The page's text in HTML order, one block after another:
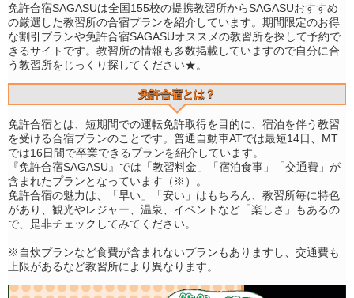
免許合宿SAGASUは全国155校の提携教習所からSAGASUおすすめ
の厳選した教習所の合宿プランを紹介しています。期間限定のお得
な割引プランや免許合宿SAGASUオススメの教習所を探して予約で
きるサイトです。教習所の情報も多数掲載していますので自分に合
う教習所をじっくり探してください★。
免許合宿とは？
免許合宿とは、短期間での運転免許取得を目的に、宿泊を伴う教習
を受ける合宿プランのことです。普通自動車ATでは最短14日、MT
では16日間で卒業できるプランを紹介しています。
『免許合宿SAGASU』では「教習料金」「宿泊食事」「交通費」が
含まれたプランとなっています（※）。
免許合宿の魅力は、「早い」「安い」はもちろん、教習所毎に特色
があり、観光やレジャー、温泉、イベントなど「楽しさ」もあるの
で、是非チェックしてみてください。
※自炊プランなど食費が含まれないプランもありますし、交通費も
上限があるなど教習所により異なります。